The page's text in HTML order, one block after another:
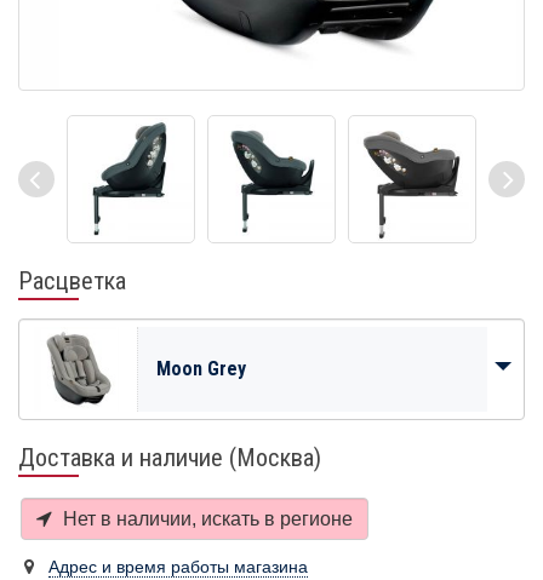
Расцветка
Moon Grey
Доставка и наличие (Москва)
Нет в наличии, искать в регионе
Адрес и время работы магазина